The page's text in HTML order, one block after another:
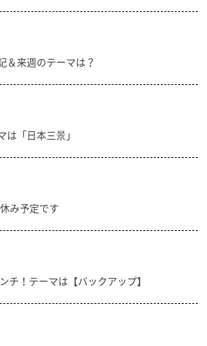
＆来週のテーマは？
「日本三景」
み予定です
チ！テーマは【バックアップ】